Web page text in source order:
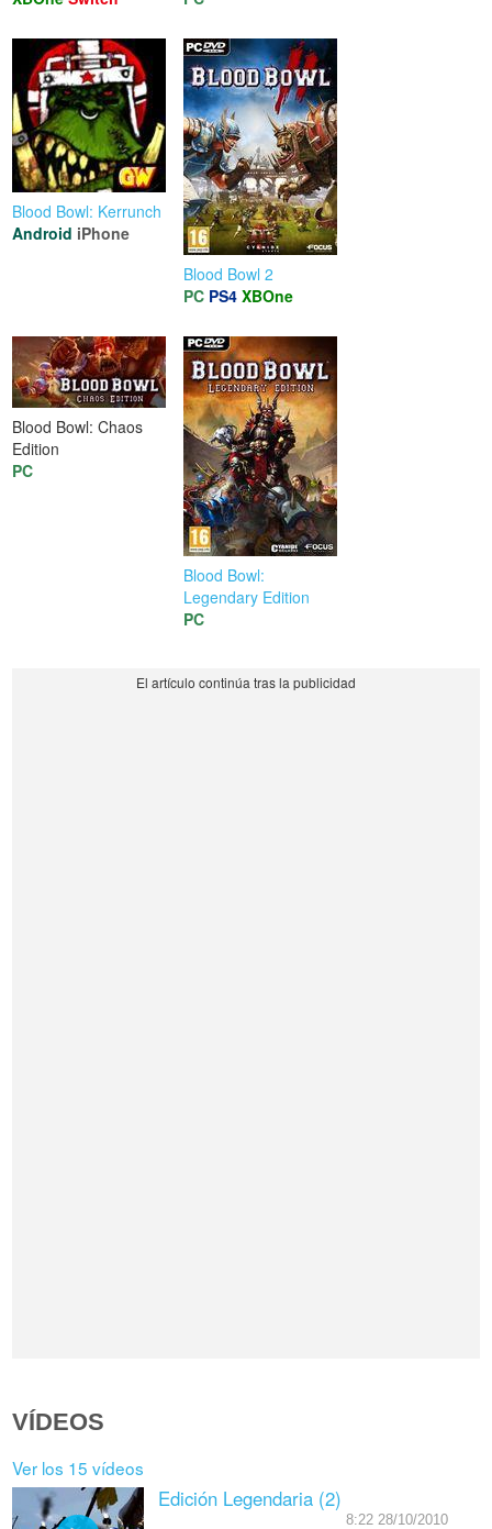
Blood Bowl: Kerrunch
Android iPhone
Blood Bowl 2
PC PS4 XBOne
Blood Bowl: Chaos
Edition
PC
Blood Bowl:
Legendary Edition
PC
VÍDEOS
Ver los 15 vídeos
Edición Legendaria (2)
8:22 28/10/2010